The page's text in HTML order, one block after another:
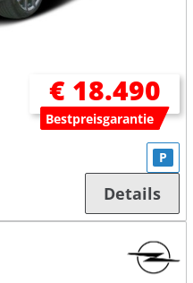
€ 18.490
Bestpreisgarantie
P
Details